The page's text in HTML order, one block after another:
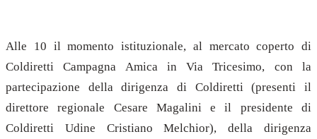
Alle 10 il momento istituzionale, al mercato coperto di
Coldiretti Campagna Amica in Via Tricesimo, con la
partecipazione della dirigenza di Coldiretti (presenti il
direttore regionale Cesare Magalini e il presidente di
Coldiretti Udine Cristiano Melchior), della dirigenza